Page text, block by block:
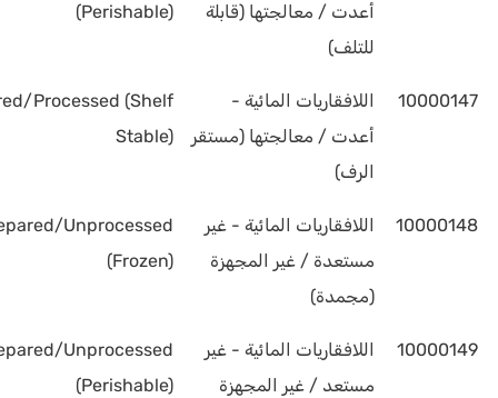
أعدت / معالجتها (قابلة
للتلف)
(Perishable)
10000147
اللافقاريات المائية -
أعدت / معالجتها (مستقر
الرف)
Processed (Shelf
Stable)
10000148
اللافقاريات المائية - غير
مستعدة / غير المجهزة
(مجمدة)
Unprocessed
(Frozen)
10000149
اللافقاريات المائية - غير
مستعد / غير المجهزة
Unprocessed
(Perishable)